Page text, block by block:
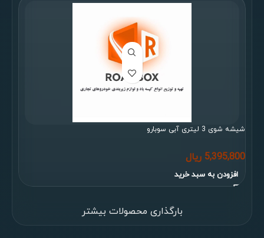
شیشه شوی 3 لیتری آبی سوبارو
5,395,800 ریال
افزودن به سبد خرید
بارگذاری محصولات بیشتر